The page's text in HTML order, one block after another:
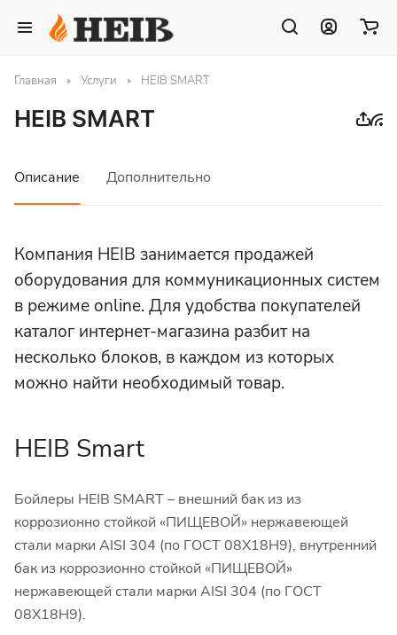
Главная Услуги HEIB SMART
HEIB SMART
Описание Дополнительно
Компания HEIB занимается продажей
оборудования для коммуникационных систем
в режиме online. Для удобства покупателей
каталог интернет-магазина разбит на
несколько блоков, в каждом из которых
можно найти необходимый товар.
HEIB Smart
Бойлеры HEIB SMART – внешний бак из из
коррозионно стойкой «ПИЩЕВОЙ» нержавеющей
стали марки AISI 304 (по ГОСТ 08Х18Н9), внутренний
бак из коррозионно стойкой «ПИЩЕВОЙ»
нержавеющей стали марки AISI 304 (по ГОСТ
08Х18Н9).